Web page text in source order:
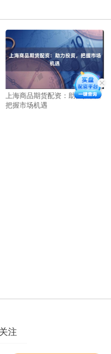
上海商品期货配资：助力投资，
把握市场机遇
注